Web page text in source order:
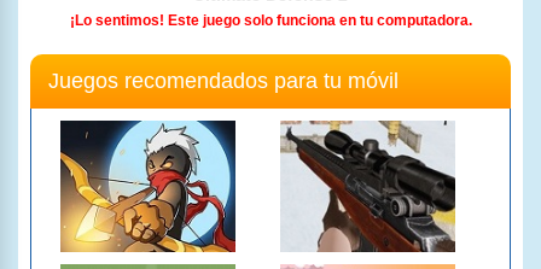
¡Lo sentimos! Este juego solo funciona en tu computadora.
Juegos recomendados para tu móvil